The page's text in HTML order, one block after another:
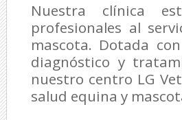
Nuestra clínica
profesionales al
mascota. Dotada
diagnóstico y
nuestro centro LG
salud equina y